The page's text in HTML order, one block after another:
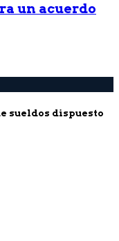
un acuerdo
sueldos dispuesto